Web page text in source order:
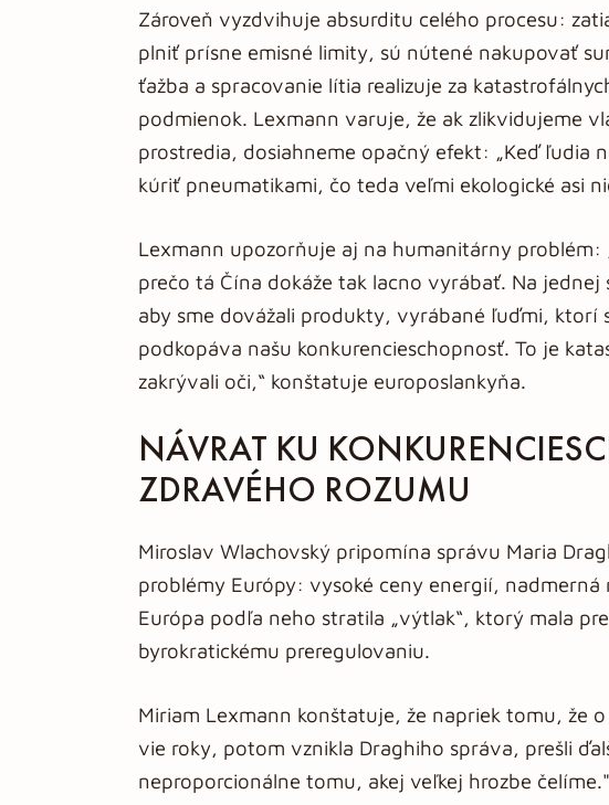
Zároveň vyzdvihuje absurditu celého procesu:
plniť prísne emisné limity, sú nútené nakupovať
ťažba a spracovanie lítia realizuje za
podmienok. Lexmann varuje, že ak zlikvidujeme
prostredia, dosiahneme opačný efekt: „Keď ľudia
kúriť pneumatikami, čo teda veľmi ekologické asi
Lexmann upozorňuje aj na humanitárny problém:
prečo tá Čína dokáže tak lacno vyrábať. Na
aby sme dovážali produkty, vyrábané ľuďmi, ktorí
podkopáva našu konkurencieschopnosť. To je
zakrývali oči,“ konštatuje europoslankyňa.
NÁVRAT KU
ZDRAVÉHO ROZUMU
Miroslav Wlachovský pripomína správu Maria
problémy Európy: vysoké ceny energií, nadmerná
Európa podľa neho stratila „výtlak“, ktorý mala
byrokratickému preregulovaniu.
Miriam Lexmann konštatuje, že napriek tomu, že
vie roky, potom vznikla Draghiho správa, prešli
neproporcionálne tomu, akej veľkej hrozbe čelíme."